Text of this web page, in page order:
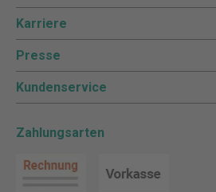
Karriere
Presse
Kundenservice
Zahlungsarten